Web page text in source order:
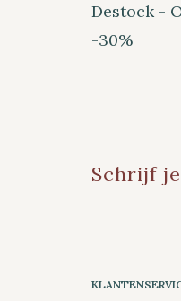
Destock -
-30%
Schrijf